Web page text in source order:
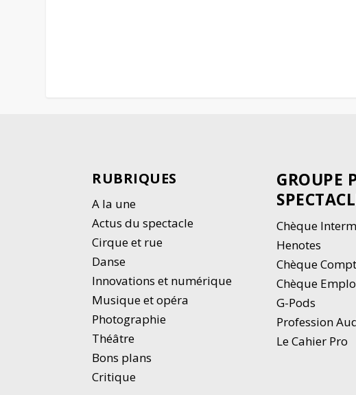
RUBRIQUES
A la une
Actus du spectacle
Cirque et rue
Danse
Innovations et numérique
Musique et opéra
Photographie
Théâtre
Bons plans
Critique
GROUPE
Chèque
Henotes
Chèque
Chèque
G-Pods
Profession
Le Cahier Pro